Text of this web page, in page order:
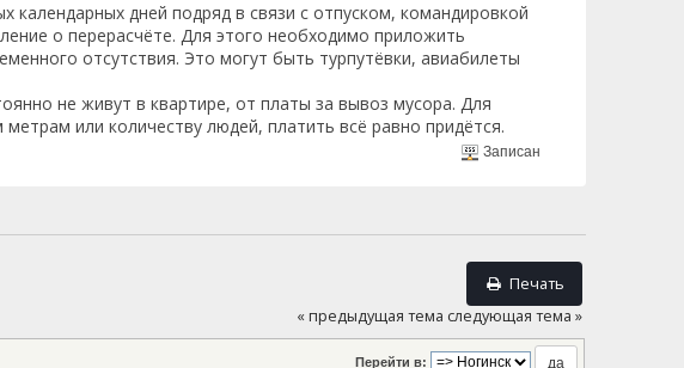
дней подряд в связи с отпуском, командировкой
о перерасчёте. Для этого необходимо приложить
отсутствия. Это могут быть турпутёвки, авиабилеты
не живут в квартире, от платы за вывоз мусора. Для
или количеству людей, платить всё равно придётся.
Записан
Печать
« предыдущая тема следующая тема »
Перейти в: